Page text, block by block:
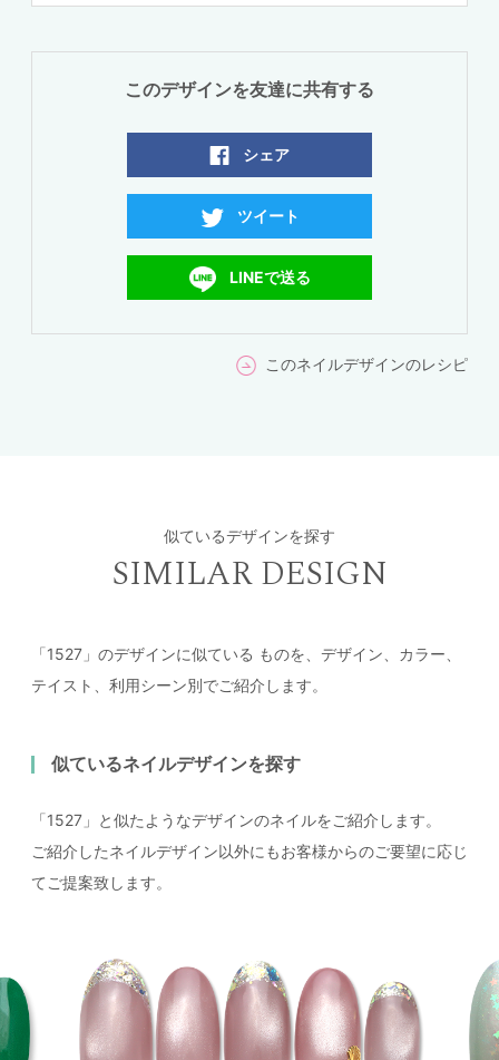
このデザインを友達に共有する
シェア
ツイート
LINEで送る
このネイルデザインのレシピ
似ているデザインを探す
SIMILAR DESIGN
「1527」のデザインに似ている ものを、デザイン、カラー、
テイスト、利用シーン別でご紹介します。
似ているネイルデザインを探す
「1527」と似たようなデザインのネイルをご紹介します。
ご紹介したネイルデザイン以外にもお客様からのご要望に応じ
てご提案致します。